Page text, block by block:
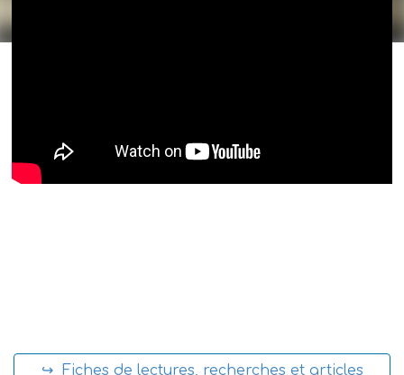
↪ Fiches de lectures, recherches et articles